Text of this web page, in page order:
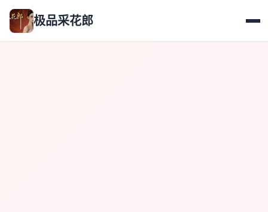
极品采花郎